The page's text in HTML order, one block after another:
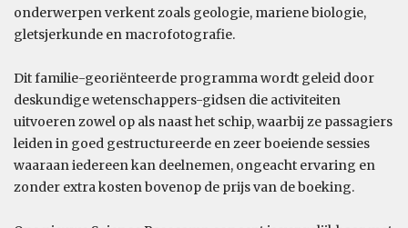
onderwerpen verkent zoals geologie, mariene biologie,
gletsjerkunde en macrofotografie.
Dit familie-georiënteerde programma wordt geleid door
deskundige wetenschappers-gidsen die activiteiten
uitvoeren zowel op als naast het schip, waarbij ze passagiers
leiden in goed gestructureerde en zeer boeiende sessies
waaraan iedereen kan deelnemen, ongeacht ervaring en
zonder extra kosten bovenop de prijs van de boeking.